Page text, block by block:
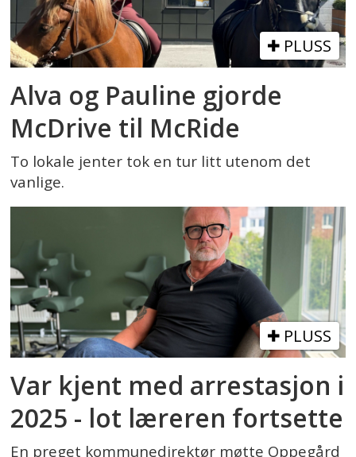
PLUSS
Alva og Pauline gjorde
McDrive til McRide
To lokale jenter tok en tur litt utenom det
vanlige.
PLUSS
Var kjent med arrestasjon i
2025 - lot læreren fortsette
En preget kommunedirektør møtte Oppegård